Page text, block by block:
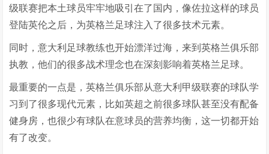
级联赛把本土球员牢牢地吸引在了国内，像佐拉这样的球员
登陆英伦之后，为英格兰足球注入了很多技术元素。
同时，意大利足球教练也开始漂洋过海，来到英格兰俱乐部
执教，他们的很多战术理念也在深刻影响着英格兰足球。
最重要的一点是，英格兰俱乐部从意大利甲级联赛的球队学
习到了很多现代元素，比如英超之前很多球队甚至没有配备
健身房，也很少有球队在意球员的营养均衡，这一切都开始
有了改变。